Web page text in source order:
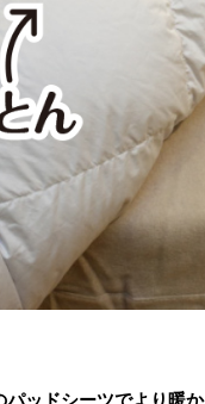
ッドシーツでより暖か